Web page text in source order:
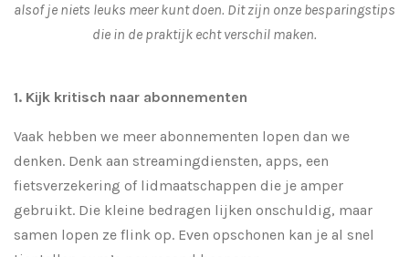
alsof je niets leuks meer kunt doen. Dit zijn onze besparingstips
die in de praktijk echt verschil maken.
1. Kijk kritisch naar abonnementen
Vaak hebben we meer abonnementen lopen dan we
denken. Denk aan streamingdiensten, apps, een
fietsverzekering of lidmaatschappen die je amper
gebruikt. Die kleine bedragen lijken onschuldig, maar
samen lopen ze flink op. Even opschonen kan je al snel